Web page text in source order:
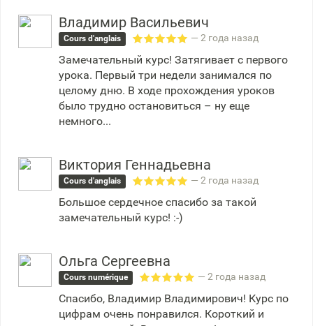
Владимир Васильевич
Cours d'anglais — 2 года назад
Замечательный курс! Затягивает с первого
урока. Первый три недели занимался по
целому дню. В ходе прохождения уроков
было трудно остановиться – ну еще
немного...
Виктория Геннадьевна
Cours d'anglais — 2 года назад
Большое сердечное спасибо за такой
замечательный курс! :-)
Ольга Сергеевна
Cours numérique — 2 года назад
Спасибо, Владимир Владимирович! Курс по
цифрам очень понравился. Короткий и